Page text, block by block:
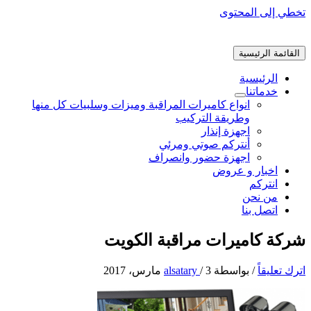
تخطي إلى المحتوى
القائمة الرئيسية
الرئيسية
خدماتنا
انواع كاميرات المراقبة وميزات وسلبيات كل منها
وطريقة التركيب
اجهزة إنذار
أنتركم صوتي ومرئي
اجهزة حضور وانصراف
اخبار و عروض
انتركم
من نحن
اتصل بنا
شركة كاميرات مراقبة الكويت
اترك تعليقاً / بواسطة alsatary /3 مارس، 2017